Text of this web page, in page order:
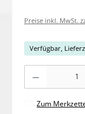
Preise inkl. MwSt.
Verfügbar,
Produkt Anzahl: Gib
Zum